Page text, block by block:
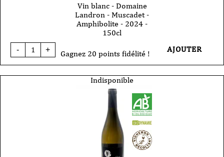
Vin blanc - Domaine
Landron - Muscadet -
Amphibolite - 2024 -
150cl
-
quantité
de
-
+ Gagnez 20 points fidélité ! AJOUTER
Indisponible